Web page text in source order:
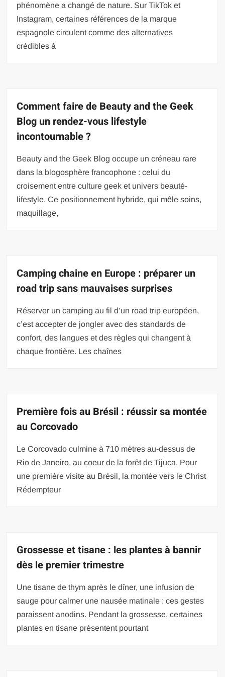
phénomène a changé de nature. Sur TikTok et
Instagram, certaines références de la marque
espagnole circulent comme des alternatives
crédibles à
Comment faire de Beauty and the Geek
Blog un rendez-vous lifestyle
incontournable ?
Beauty and the Geek Blog occupe un créneau rare
dans la blogosphère francophone : celui du
croisement entre culture geek et univers beauté-
lifestyle. Ce positionnement hybride, qui mêle soins,
maquillage,
Camping chaine en Europe : préparer un
road trip sans mauvaises surprises
Réserver un camping au fil d’un road trip européen,
c’est accepter de jongler avec des standards de
confort, des langues et des règles qui changent à
chaque frontière. Les chaînes
Première fois au Brésil : réussir sa montée
au Corcovado
Le Corcovado culmine à 710 mètres au-dessus de
Rio de Janeiro, au coeur de la forêt de Tijuca. Pour
une première visite au Brésil, la montée vers le Christ
Rédempteur
Grossesse et tisane : les plantes à bannir
dès le premier trimestre
Une tisane de thym après le dîner, une infusion de
sauge pour calmer une nausée matinale : ces gestes
paraissent anodins. Pendant la grossesse, certaines
plantes en tisane présentent pourtant